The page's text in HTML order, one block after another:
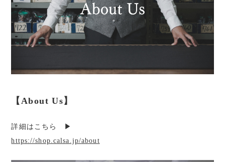
【About Us】
詳細はこちら ▶︎
https://shop.calsa.jp/about